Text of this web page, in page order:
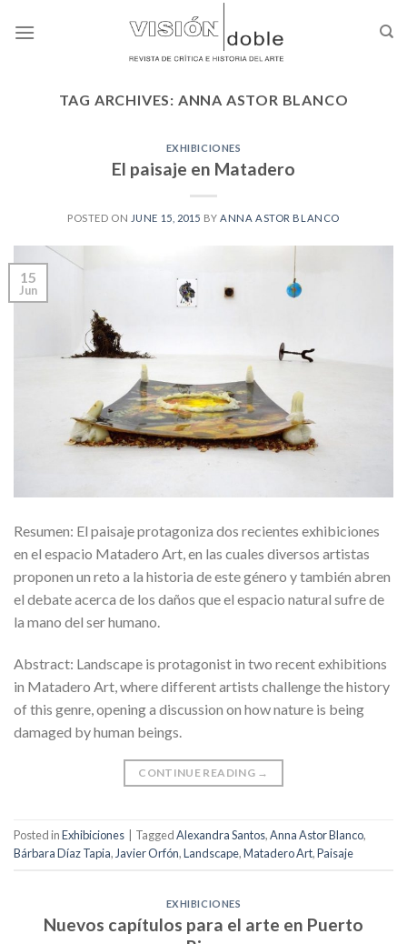
TAG ARCHIVES: ANNA ASTOR BLANCO
EXHIBICIONES
El paisaje en Matadero
POSTED ON JUNE 15, 2015 BY ANNA ASTOR BLANCO
15
Jun
Resumen: El paisaje protagoniza dos recientes exhibiciones
en el espacio Matadero Art, en las cuales diversos artistas
proponen un reto a la historia de este género y también abren
el debate acerca de los daños que el espacio natural sufre de
la mano del ser humano.
Abstract: Landscape is protagonist in two recent exhibitions
in Matadero Art, where different artists challenge the history
of this genre, opening a discussion on how nature is being
damaged by human beings.
CONTINUE READING →
Posted inExhibiciones TaggedAlexandra Santos,Anna Astor Blanco,
Bárbara Díaz Tapia,Javier Orfón,Landscape,Matadero Art,Paisaje
EXHIBICIONES
Nuevos capítulos para el arte en Puerto